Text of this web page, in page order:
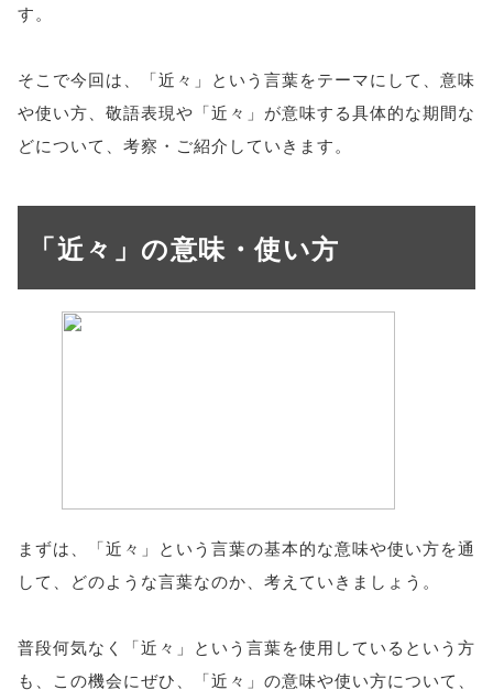
す。
そこで今回は、「近々」という言葉をテーマにして、意味
や使い方、敬語表現や「近々」が意味する具体的な期間な
どについて、考察・ご紹介していきます。
「近々」の意味・使い方
まずは、「近々」という言葉の基本的な意味や使い方を通
して、どのような言葉なのか、考えていきましょう。
普段何気なく「近々」という言葉を使用しているという方
も、この機会にぜひ、「近々」の意味や使い方について、